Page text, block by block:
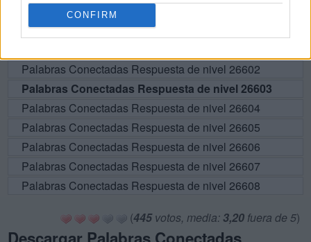
CONFIRM
Palabras Conectadas Respuesta de nivel 26599
Palabras Conectadas Respuesta de nivel 26600
Palabras Conectadas Respuesta de nivel 26602
Palabras Conectadas Respuesta de nivel 26603
Palabras Conectadas Respuesta de nivel 26604
Palabras Conectadas Respuesta de nivel 26605
Palabras Conectadas Respuesta de nivel 26606
Palabras Conectadas Respuesta de nivel 26607
Palabras Conectadas Respuesta de nivel 26608
(445votos, media: 3,20 fuera de 5)